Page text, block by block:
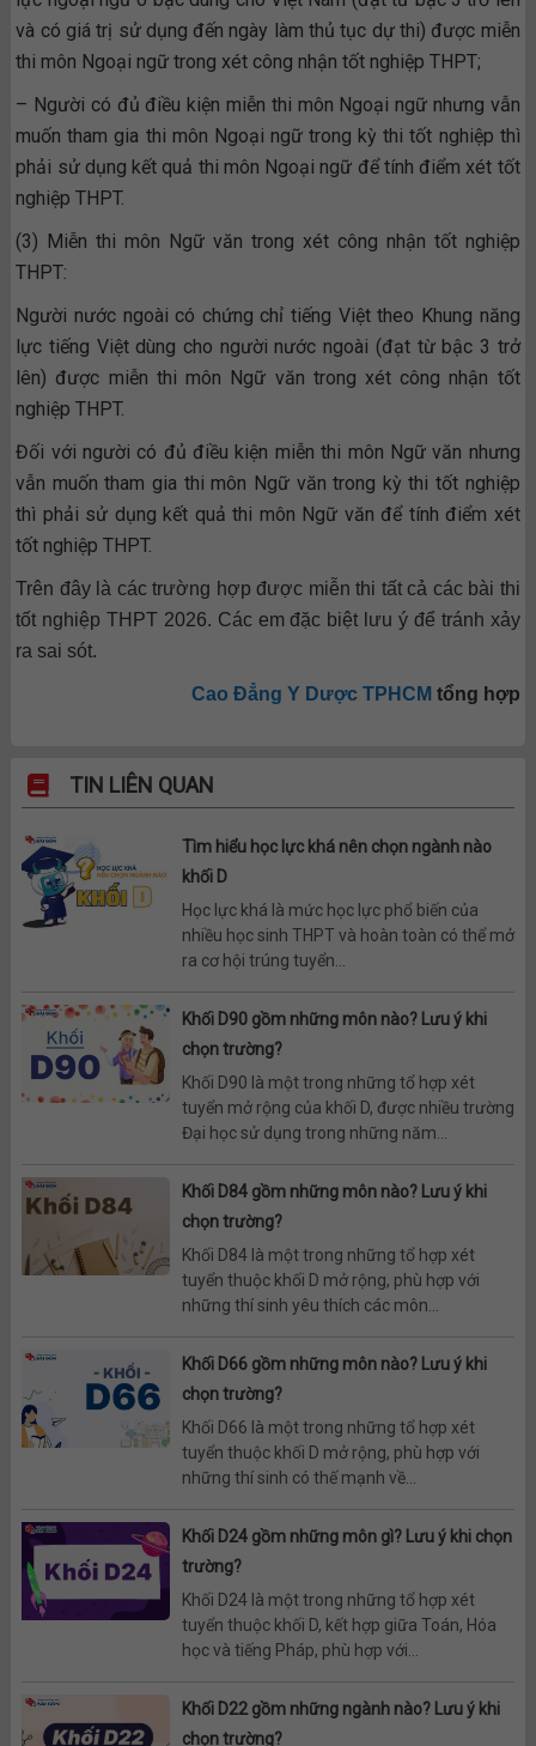
và có giá trị sử dụng đến ngày làm thủ tục dự thi) được miễn
thi môn Ngoại ngữ trong xét công nhận tốt nghiệp THPT;
– Người có đủ điều kiện miễn thi môn Ngoại ngữ nhưng vẫn
muốn tham gia thi môn Ngoại ngữ trong kỳ thi tốt nghiệp thì
phải sử dụng kết quả thi môn Ngoại ngữ để tính điểm xét tốt
nghiệp THPT.
(3) Miễn thi môn Ngữ văn trong xét công nhận tốt nghiệp
THPT:
Người nước ngoài có chứng chỉ tiếng Việt theo Khung năng
lực tiếng Việt dùng cho người nước ngoài (đạt từ bậc 3 trở
lên) được miễn thi môn Ngữ văn trong xét công nhận tốt
nghiệp THPT.
Đối với người có đủ điều kiện miễn thi môn Ngữ văn nhưng
vẫn muốn tham gia thi môn Ngữ văn trong kỳ thi tốt nghiệp
thì phải sử dụng kết quả thi môn Ngữ văn để tính điểm xét
tốt nghiệp THPT.
Trên đây là các trường hợp được miễn thi tất cả các bài thi
tốt nghiệp THPT 2026. Các em đặc biệt lưu ý để tránh xảy
ra sai sót.
Cao Đẳng Y Dược TPHCM tổng hợp
TIN LIÊN QUAN
Tìm hiểu học lực khá nên chọn ngành nào
khối D
Học lực khá là mức học lực phổ biến của
nhiều học sinh THPT và hoàn toàn có thể mở
ra cơ hội trúng tuyển...
Khối D90 gồm những môn nào? Lưu ý khi
chọn trường?
Khối D90 là một trong những tổ hợp xét
tuyển mở rộng của khối D, được nhiều trường
Đại học sử dụng trong những năm...
Khối D84 gồm những môn nào? Lưu ý khi
chọn trường?
Khối D84 là một trong những tổ hợp xét
tuyển thuộc khối D mở rộng, phù hợp với
những thí sinh yêu thích các môn...
Khối D66 gồm những môn nào? Lưu ý khi
chọn trường?
Khối D66 là một trong những tổ hợp xét
tuyển thuộc khối D mở rộng, phù hợp với
những thí sinh có thế mạnh về...
Khối D24 gồm những môn gì? Lưu ý khi chọn
trường?
Khối D24 là một trong những tổ hợp xét
tuyển thuộc khối D, kết hợp giữa Toán, Hóa
học và tiếng Pháp, phù hợp với...
Khối D22 gồm những ngành nào? Lưu ý khi
chọn trường?